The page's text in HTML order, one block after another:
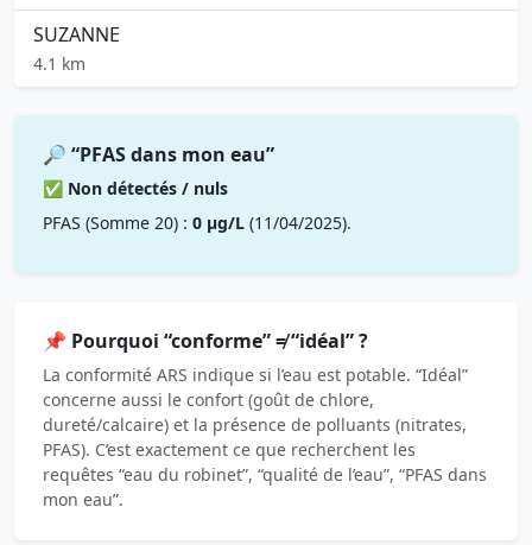
SUZANNE
4.1 km
🔎 “PFAS dans mon eau”
✅ Non détectés / nuls
PFAS (Somme 20) : 0 µg/L (11/04/2025).
📌 Pourquoi “conforme” ≠ “idéal” ?
La conformité ARS indique si l’eau est potable. “Idéal”
concerne aussi le confort (goût de chlore,
dureté/calcaire) et la présence de polluants (nitrates,
PFAS). C’est exactement ce que recherchent les
requêtes “eau du robinet”, “qualité de l’eau”, “PFAS dans
mon eau”.